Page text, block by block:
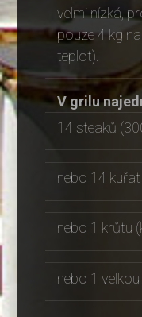
velmi nízká,
pouze 4 kg
teplot).
V grilu
14 steaků
nebo 14 kuřat
nebo 1 krůtu
nebo 1